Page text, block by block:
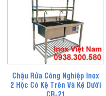
Chậu Rửa Công Nghiệp Inox
2 Hộc Có Kệ Trên Và Kệ Dưới